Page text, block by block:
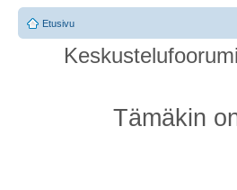
Etusivu
Tämäkin